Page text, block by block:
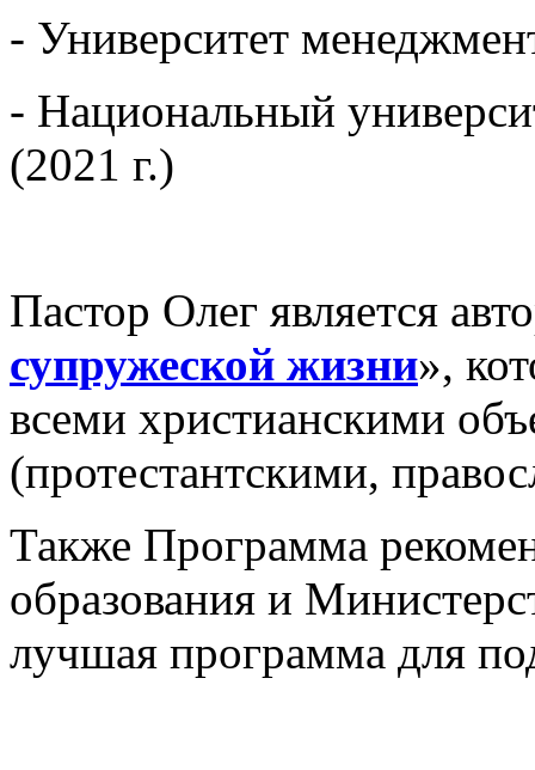
- Университет
- Национальный
(2021 г.)
Пастор Олег является
супружеской жизни»,
всеми христианскими
(протестантскими,
Также Программа
образования и
лучшая программа для